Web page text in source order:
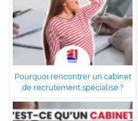
Pourquoi rencontrer un cabinet
de recrutement spécialisé ?